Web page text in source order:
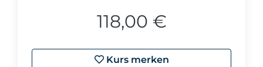
118,00 €
Kurs merken